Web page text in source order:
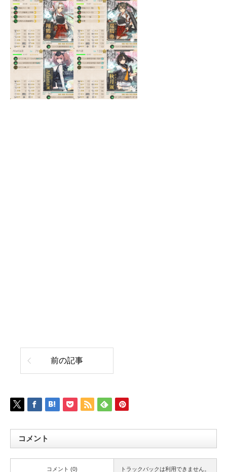
前の記事
コメント
トラックバックは利用できません。
コメント (0)